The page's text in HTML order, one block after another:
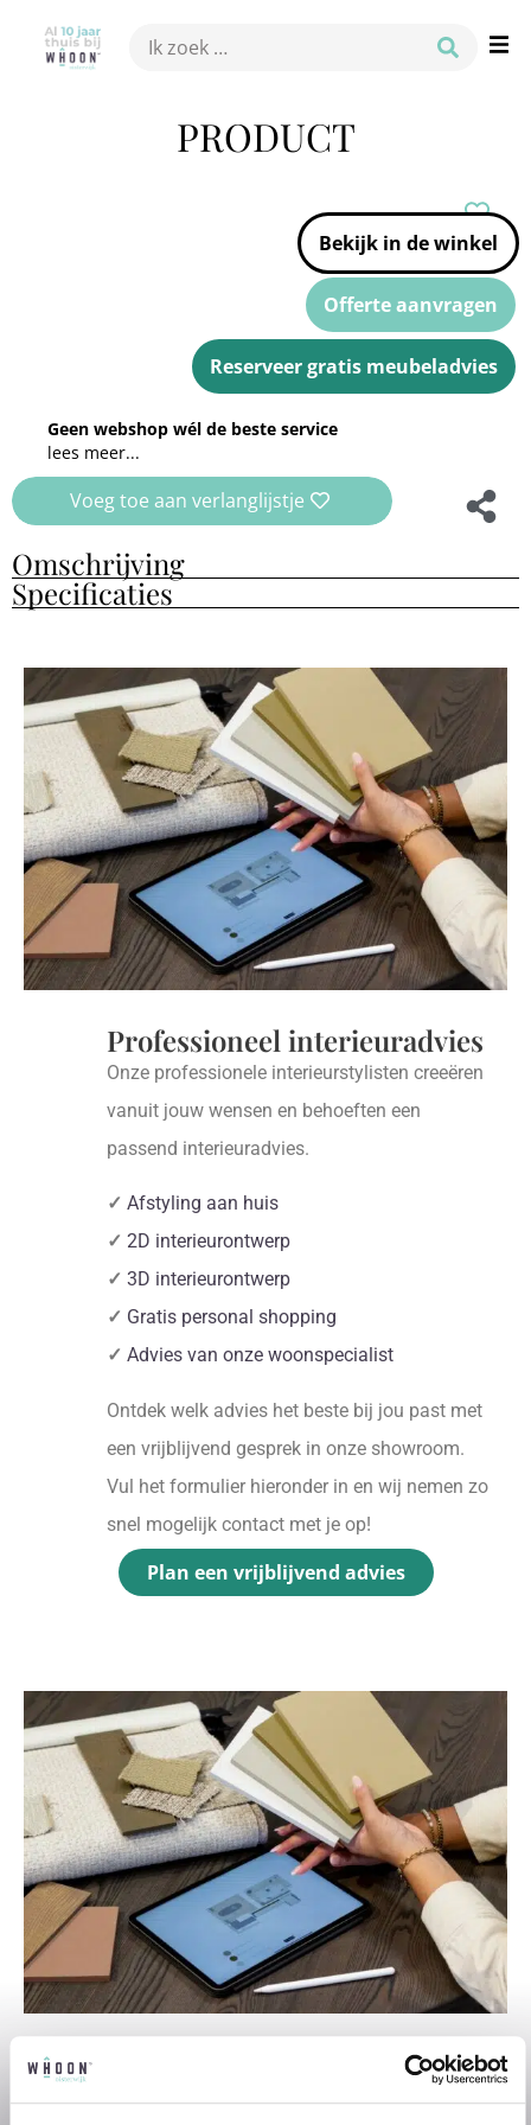
PRODUCT
Bekijk in de winkel
Offerte aanvragen
Reserveer gratis meubeladvies
Geen webshop wél de beste service
lees meer...
Voeg toe aan verlanglijstje
Omschrijving
Specificaties
Professioneel interieuradvies
Onze professionele interieurstylisten creeëren
vanuit jouw wensen en behoeften een
passend interieuradvies.
✓ Afstyling aan huis
✓ 2D interieurontwerp
✓ 3D interieurontwerp
✓ Gratis personal shopping
✓ Advies van onze woonspecialist
Ontdek welk advies het beste bij jou past met
een vrijblijvend gesprek in onze showroom.
Vul het formulier hieronder in en wij nemen zo
snel mogelijk contact met je op!
Plan een vrijblijvend advies
Professioneel interieuradvies